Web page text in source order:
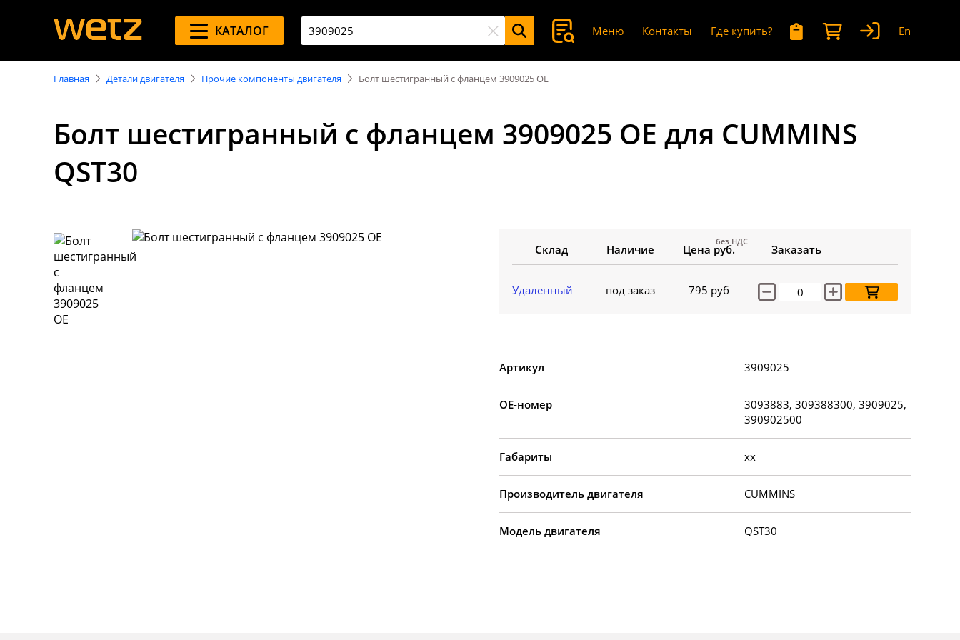
КАТАЛОГ Меню Контакты Где купить? En
Главная Детали двигателя Прочие компоненты двигателя Болт шестигранный с фланцем 3909025 OE
Болт шестигранный с фланцем 3909025 OE для CUMMINS
QST30
Склад Наличие Цена руб.
без НДС
Заказать
Удаленный под заказ 795 руб
Артикул 3909025
OE-номер
3093883, 309388300, 3909025,
390902500
Габариты xx
Производитель двигателя CUMMINS
Модель двигателя QST30